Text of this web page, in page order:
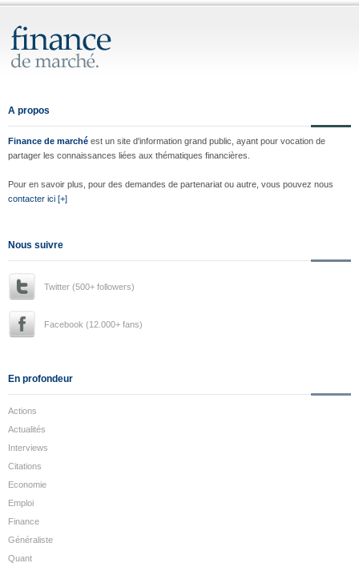
A propos
Finance de marché est un site d'information grand public, ayant pour vocation de
partager les connaissances liées aux thématiques financières.
Pour en savoir plus, pour des demandes de partenariat ou autre, vous pouvez nous
contacter ici [+]
Nous suivre
Twitter (500+ followers)
Facebook (12.000+ fans)
En profondeur
Actions
Actualités
Interviews
Citations
Economie
Emploi
Finance
Généraliste
Quant